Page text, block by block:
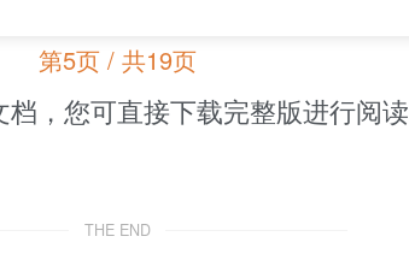
第5页 / 共19页
，您可直接下载完整版进行阅读
THE END